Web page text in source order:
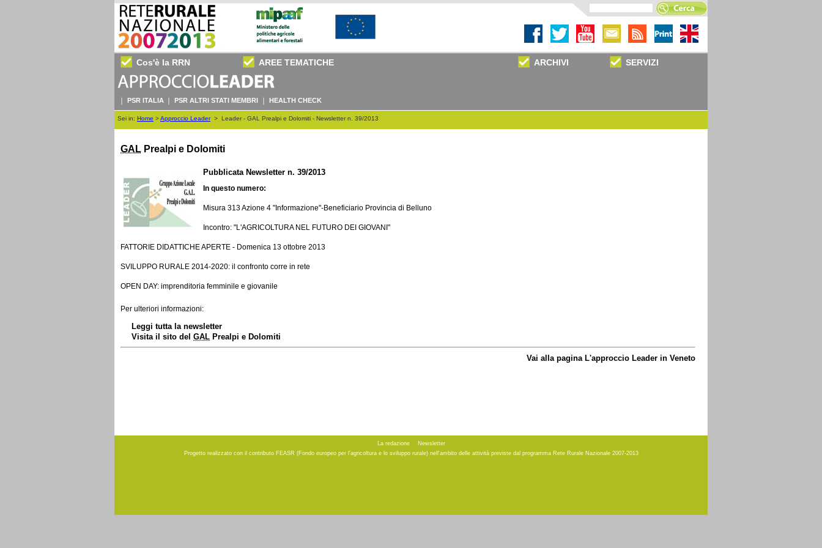
Cos'è la RRN AREE TEMATICHE ARCHIVI SERVIZI
PSR ITALIA PSR ALTRI STATI MEMBRI HEALTH CHECK
Sei in: Home >Approccio Leader> Leader - GAL Prealpi e Dolomiti - Newsletter n. 39/2013
GAL Prealpi e Dolomiti
Pubblicata Newsletter n. 39/2013
In questo numero:
Misura 313 Azione 4 "Informazione"-Beneficiario Provincia di Belluno
Incontro: "L'AGRICOLTURA NEL FUTURO DEI GIOVANI"
FATTORIE DIDATTICHE APERTE - Domenica 13 ottobre 2013
SVILUPPO RURALE 2014-2020: il confronto corre in rete
OPEN DAY: imprenditoria femminile e giovanile
Per ulteriori informazioni:
Leggi tutta la newsletter
Visita il sito del GAL Prealpi e Dolomiti
Vai alla pagina L'approccio Leader in Veneto
La redazione
Newsletter
Progetto realizzato con il contributo FEASR (Fondo europeo per l'agricoltura e lo sviluppo rurale) nell'ambito delle attività previste dal programma Rete Rurale Nazionale 2007-2013